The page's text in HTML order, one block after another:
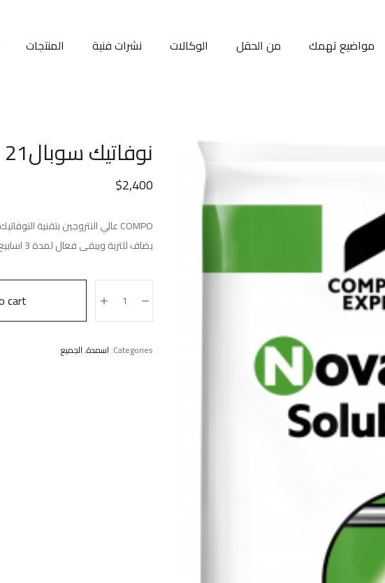
المنتجات نشرات فنية الوكالات من الحقل مواضيع تهمك
نوفاتيك سوبال21
$2,400
يضاف للتربة ويبقى فعال لمدة 3 اسابيع ويستخدم لجميع المحاصيل
cart
Categories: اسمدة,الجميع